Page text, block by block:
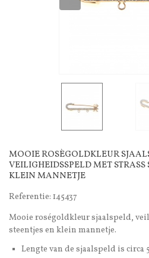
MOOIE ROSÈGOLDKLEUR
VEILIGHEIDSSPELD MET STRASS
KLEIN MANNETJE
Referentie: 145437
Mooie roségoldkleur sjaalspeld,
steentjes en klein mannetje.
Lengte van de sjaalspeld is circa